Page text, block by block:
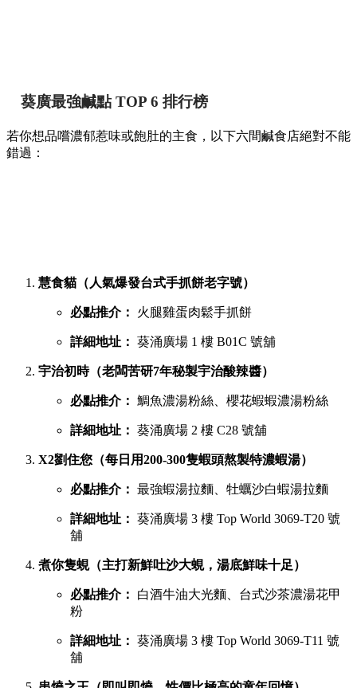
葵廣最強鹹點 TOP 6 排行榜
若你想品嚐濃郁惹味或飽肚的主食，以下六間鹹食店絕對不能
錯過：
慧食貓（人氣爆發台式手抓餅老字號）
必點推介： 火腿雞蛋肉鬆手抓餅
詳細地址： 葵涌廣場 1 樓 B01C 號舖
宇治初時（老闆苦研7年秘製宇治酸辣醬）
必點推介： 鯛魚濃湯粉絲、櫻花蝦蝦濃湯粉絲
詳細地址： 葵涌廣場 2 樓 C28 號舖
X2劉住您（每日用200-300隻蝦頭熬製特濃蝦湯）
必點推介： 最強蝦湯拉麵、牡蠣沙白蝦湯拉麵
詳細地址： 葵涌廣場 3 樓 Top World 3069-T20 號
舖
煮你隻蜆（主打新鮮吐沙大蜆，湯底鮮味十足）
必點推介：
白酒牛油大光麵、台式沙茶濃湯花甲
粉
詳細地址： 葵涌廣場 3 樓 Top World 3069-T11 號
舖